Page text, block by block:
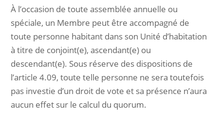
À l’occasion de toute assemblée annuelle ou
spéciale, un Membre peut être accompagné de
toute personne habitant dans son Unité d’habitation
à titre de conjoint(e), ascendant(e) ou
descendant(e). Sous réserve des dispositions de
l’article 4.09, toute telle personne ne sera toutefois
pas investie d’un droit de vote et sa présence n’aura
aucun effet sur le calcul du quorum.